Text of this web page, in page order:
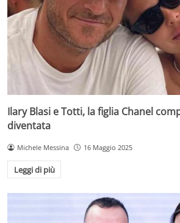
Ilary Blasi e Totti, la figlia Chanel
diventata
Michele Messina 16 Maggio 2025
Leggi di più